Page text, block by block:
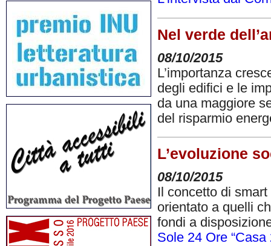
Nel verde
08/10/2015
L’importanza
degli edifici e le
da una maggiore
del risparmio
L’evoluzione
08/10/2015
Il concetto di
orientato a quelli
fondi a
Sole 24 Ore “Casa